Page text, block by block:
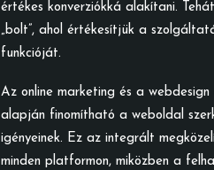
értékes konverziókká alakítani.
„bolt”, ahol értékesítjük a
funkcióját.
Az online marketing és a
alapján finomítható a weboldal
igényeinek. Ez az integrált
minden platformon, miközben a